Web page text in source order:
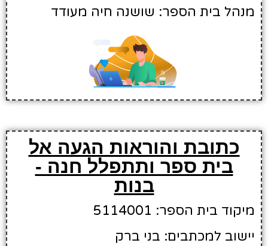
מנהל בית הספר: שושנה חיה מעודד
כתובת והוראות הגעה אל
בית ספר ותתפלל חנה -
בנות
מיקוד בית הספר: 5114001
יישוב למכתבים: בני ברק